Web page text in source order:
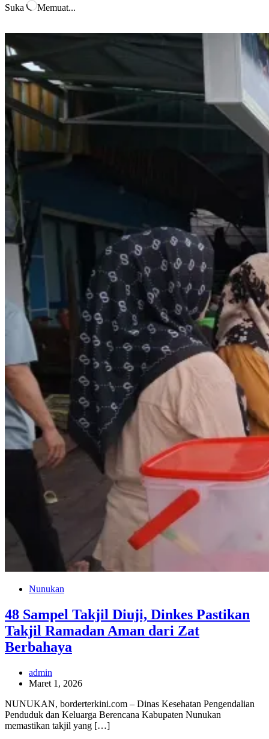
Suka Memuat...
Nunukan
48 Sampel Takjil Diuji, Dinkes Pastikan
Takjil Ramadan Aman dari Zat
Berbahaya
admin
Maret 1, 2026
NUNUKAN, borderterkini.com – Dinas Kesehatan Pengendalian
Penduduk dan Keluarga Berencana Kabupaten Nunukan
memastikan takjil yang […]